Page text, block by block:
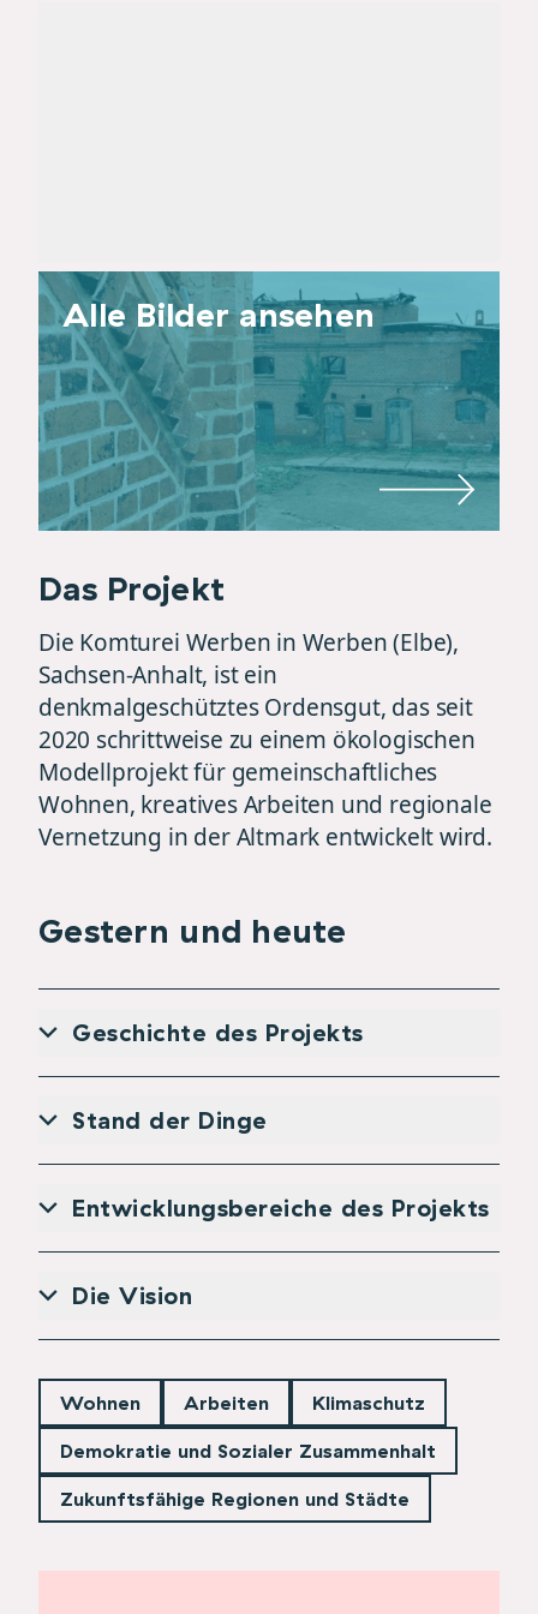
Alle Bilder ansehen
Das Projekt
Die Komturei Werben in Werben (Elbe),
Sachsen-Anhalt, ist ein
denkmalgeschütztes Ordensgut, das seit
2020 schrittweise zu einem ökologischen
Modellprojekt für gemeinschaftliches
Wohnen, kreatives Arbeiten und regionale
Vernetzung in der Altmark entwickelt wird.
Gestern und heute
Geschichte des Projekts
Stand der Dinge
Entwicklungsbereiche des Projekts
Die Vision
Wohnen Arbeiten
Klimaschutz
Demokratie und Sozialer Zusammenhalt
Zukunftsfähige Regionen und Städte